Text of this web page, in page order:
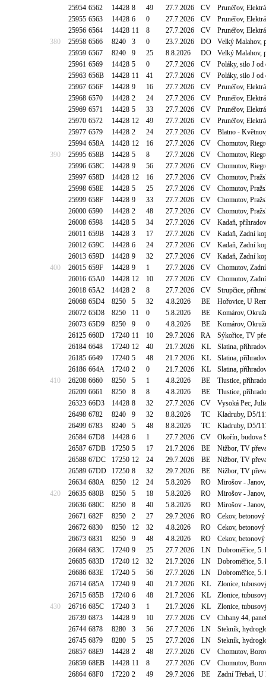
25954 6562 14428 8 49 27.7.2026 CV
Prunéřov,
25955 6563 14428 6 0 27.7.2026 CV
Prunéřov,
25956 6564 14428 11 8 27.7.2026 CV
Prunéřov,
380
25958 6566 8240 3 0 23.7.2026 DO
Velký Malahov,
25959 6567 8240 9 25 8.8.2026 DO
Velký Malahov,
25961 6569 14428 5 0 27.7.2026 CV
Poláky, silo J od
25963 656B 14428 11 41 27.7.2026 CV
Poláky, silo J od
25967 656F 14428 9 16 27.7.2026 CV
Prunéřov,
25968 6570 14428 2 24 27.7.2026 CV
Prunéřov,
25969 6571 14428 5 33 27.7.2026 CV
Prunéřov,
25970 6572 14428 12 49 27.7.2026 CV
Prunéřov,
25977 6579 14428 2 24 27.7.2026 CV
Blatno -
25994 658A 14428 12 16 27.7.2026 CV
Chomutov,
390
25995 658B 14428 5 8 27.7.2026 CV
Chomutov,
25996 658C 14428 9 56 27.7.2026 CV
Chomutov,
25997 658D 14428 12 16 27.7.2026 CV
Chomutov,
25998 658E 14428 5 25 27.7.2026 CV
Chomutov,
25999 658F 14428 9 33 27.7.2026 CV
Chomutov,
26000 6590 14428 2 48 27.7.2026 CV
Chomutov,
26008 6598 14428 5 34 27.7.2026 CV
Kadaň,
26011 659B 14428 3 17 27.7.2026 CV
Kadaň, Zadní
26012 659C 14428 6 24 27.7.2026 CV
Kadaň, Zadní
26013 659D 14428 9 32 27.7.2026 CV
Kadaň, Zadní
400
26015 659F 14428 9 1 27.7.2026 CV
Chomutov,
26016 65A0 14428 12 10 27.7.2026 CV
Chomutov,
26018 65A2 14428 2 8 27.7.2026 CV
Strupčice,
26068 65D4 8250 5 32 4.8.2026 BE
Hořovice, U
26072 65D8 8250 11 0 5.8.2026 BE
Komárov,
26073 65D9 8250 9 0 4.8.2026 BE
Komárov,
26125 660D 17240 11 10 29.7.2026 RA
Sýkořice, TV
26184 6648 17240 12 40 21.7.2026 KL
Slatina,
26185 6649 17240 5 48 21.7.2026 KL
Slatina,
26186 664A 17240 2 0 21.7.2026 KL
Slatina,
410
26208 6660 8250 5 1 4.8.2026 BE
Tlustice,
26209 6661 8250 8 8 4.8.2026 BE
Tlustice,
26323 66D3 14428 8 32 27.7.2026 CV
Vysoká Pec,
26498 6782 8240 9 32 8.8.2026 TC
Kladruby, D5/
26499 6783 8240 5 48 8.8.2026 TC
Kladruby, D5/
26584 67D8 14428 6 1 27.7.2026 CV
Okořín, budova
26587 67DB 17250 5 17 21.7.2026 BE
Nižbor, TV
26588 67DC 17250 12 24 29.7.2026 BE
Nižbor, TV
26589 67DD 17250 8 32 29.7.2026 BE
Nižbor, TV
26634 680A 8250 12 24 5.8.2026 RO
Mirošov -
420
26635 680B 8250 5 18 5.8.2026 RO
Mirošov -
26636 680C 8250 8 40 5.8.2026 RO
Mirošov -
26671 682F 8250 2 27 29.7.2026 RO
Cekov,
26672 6830 8250 12 32 4.8.2026 RO
Cekov,
26673 6831 8250 9 48 4.8.2026 RO
Cekov,
26684 683C 17240 9 25 27.7.2026 LN
Dobroměřice,
26685 683D 17240 12 32 21.7.2026 LN
Dobroměřice,
26686 683E 17240 5 56 27.7.2026 LN
Dobroměřice,
26714 685A 17240 9 40 21.7.2026 KL
Zlonice,
26715 685B 17240 6 48 21.7.2026 KL
Zlonice,
430
26716 685C 17240 3 1 21.7.2026 KL
Zlonice,
26739 6873 14428 9 10 27.7.2026 CV
Chbany 44,
26744 6878 8280 3 56 27.7.2026 LN
Stekník,
26745 6879 8280 5 25 27.7.2026 LN
Stekník,
26857 68E9 14428 2 48 27.7.2026 CV
Chomutov,
26859 68EB 14428 11 8 27.7.2026 CV
Chomutov,
26864 68F0 17220 2 49 29.7.2026 BE
Zadní Třebaň,